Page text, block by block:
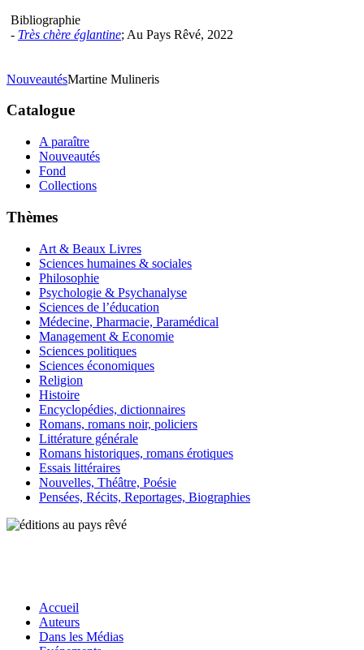
Bibliographie
- Très chère églantine; Au Pays Rêvé, 2022
NouveautésMartine Mulineris
Catalogue
A paraître
Nouveautés
Fond
Collections
Thèmes
Art & Beaux Livres
Sciences humaines & sociales
Philosophie
Psychologie & Psychanalyse
Sciences de l’éducation
Médecine, Pharmacie, Paramédical
Management & Economie
Sciences politiques
Sciences économiques
Religion
Histoire
Encyclopédies, dictionnaires
Romans, romans noir, policiers
Littérature générale
Romans historiques, romans érotiques
Essais littéraires
Nouvelles, Théâtre, Poésie
Pensées, Récits, Reportages, Biographies
Accueil
Auteurs
Dans les Médias